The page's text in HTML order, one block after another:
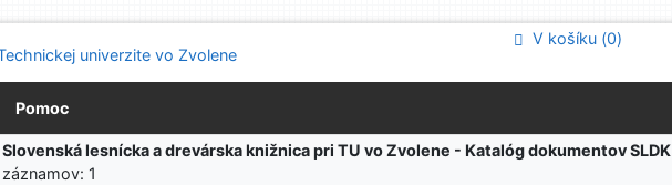
V košíku (0)
Pomoc
Slovenská lesnícka a drevárska knižnica pri TU vo Zvolene - Katalóg dokumentov SLDK
1